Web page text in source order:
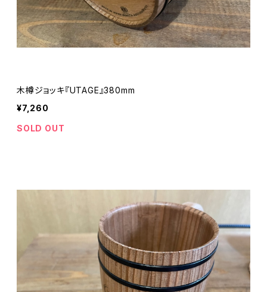
木樽ジョッキ『UTAGE』380mm
¥7,260
SOLD OUT